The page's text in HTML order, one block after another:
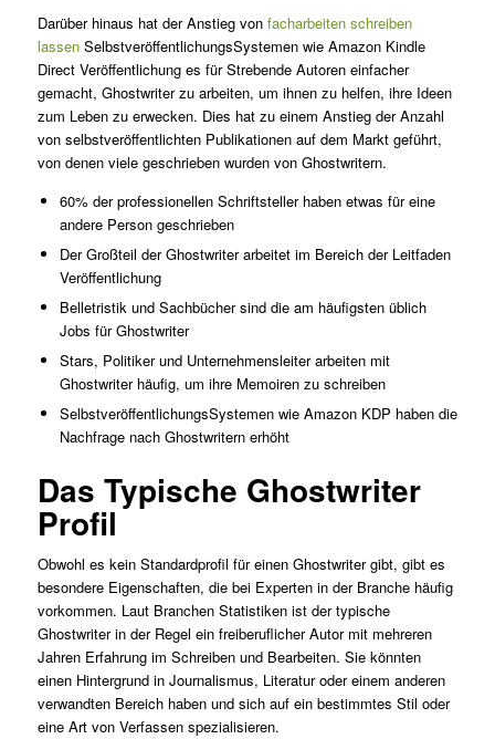
Darüber hinaus hat der Anstieg von facharbeiten schreiben
lassenSelbstveröffentlichungsSystemen wie Amazon Kindle
Direct Veröffentlichung es für Strebende Autoren einfacher
gemacht, Ghostwriter zu arbeiten, um ihnen zu helfen, ihre Ideen
zum Leben zu erwecken. Dies hat zu einem Anstieg der Anzahl
von selbstveröffentlichten Publikationen auf dem Markt geführt,
von denen viele geschrieben wurden von Ghostwritern.
60% der professionellen Schriftsteller haben etwas für eine
andere Person geschrieben
Der Großteil der Ghostwriter arbeitet im Bereich der Leitfaden
Veröffentlichung
Belletristik und Sachbücher sind die am häufigsten üblich
Jobs für Ghostwriter
Stars, Politiker und Unternehmensleiter arbeiten mit
Ghostwriter häufig, um ihre Memoiren zu schreiben
SelbstveröffentlichungsSystemen wie Amazon KDP haben die
Nachfrage nach Ghostwritern erhöht
Das Typische Ghostwriter
Profil
Obwohl es kein Standardprofil für einen Ghostwriter gibt, gibt es
besondere Eigenschaften, die bei Experten in der Branche häufig
vorkommen. Laut Branchen Statistiken ist der typische
Ghostwriter in der Regel ein freiberuflicher Autor mit mehreren
Jahren Erfahrung im Schreiben und Bearbeiten. Sie könnten
einen Hintergrund in Journalismus, Literatur oder einem anderen
verwandten Bereich haben und sich auf ein bestimmtes Stil oder
eine Art von Verfassen spezialisieren.